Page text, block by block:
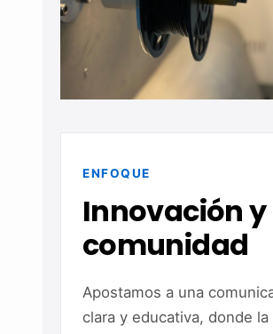
ENFOQUE
Innovación y
comunidad
Apostamos a una
clara y educativa, donde la